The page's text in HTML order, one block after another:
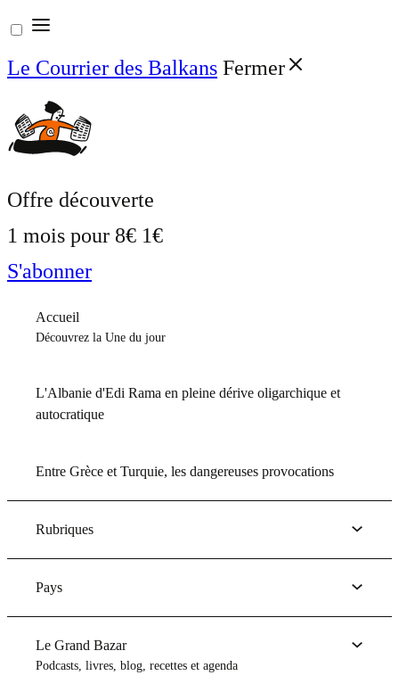
Aller
au
contenu
Le Courrier des Balkans Fermer
Offre découverte
1 mois pour 8€ 1€
S'abonner
Accueil
Découvrez la Une du jour
L'Albanie d'Edi Rama en pleine dérive oligarchique et
autocratique
Entre Grèce et Turquie, les dangereuses provocations
Rubriques
Pays
Le Grand Bazar
Podcasts, livres, blog, recettes et agenda